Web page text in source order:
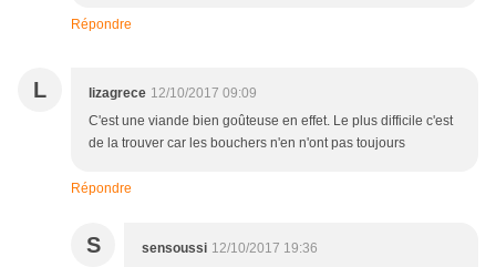
Répondre
L lizagrece 12/10/2017 09:09
C'est une viande bien goûteuse en effet. Le plus difficile c'est
de la trouver car les bouchers n'en n'ont pas toujours
Répondre
S sensoussi 12/10/2017 19:36